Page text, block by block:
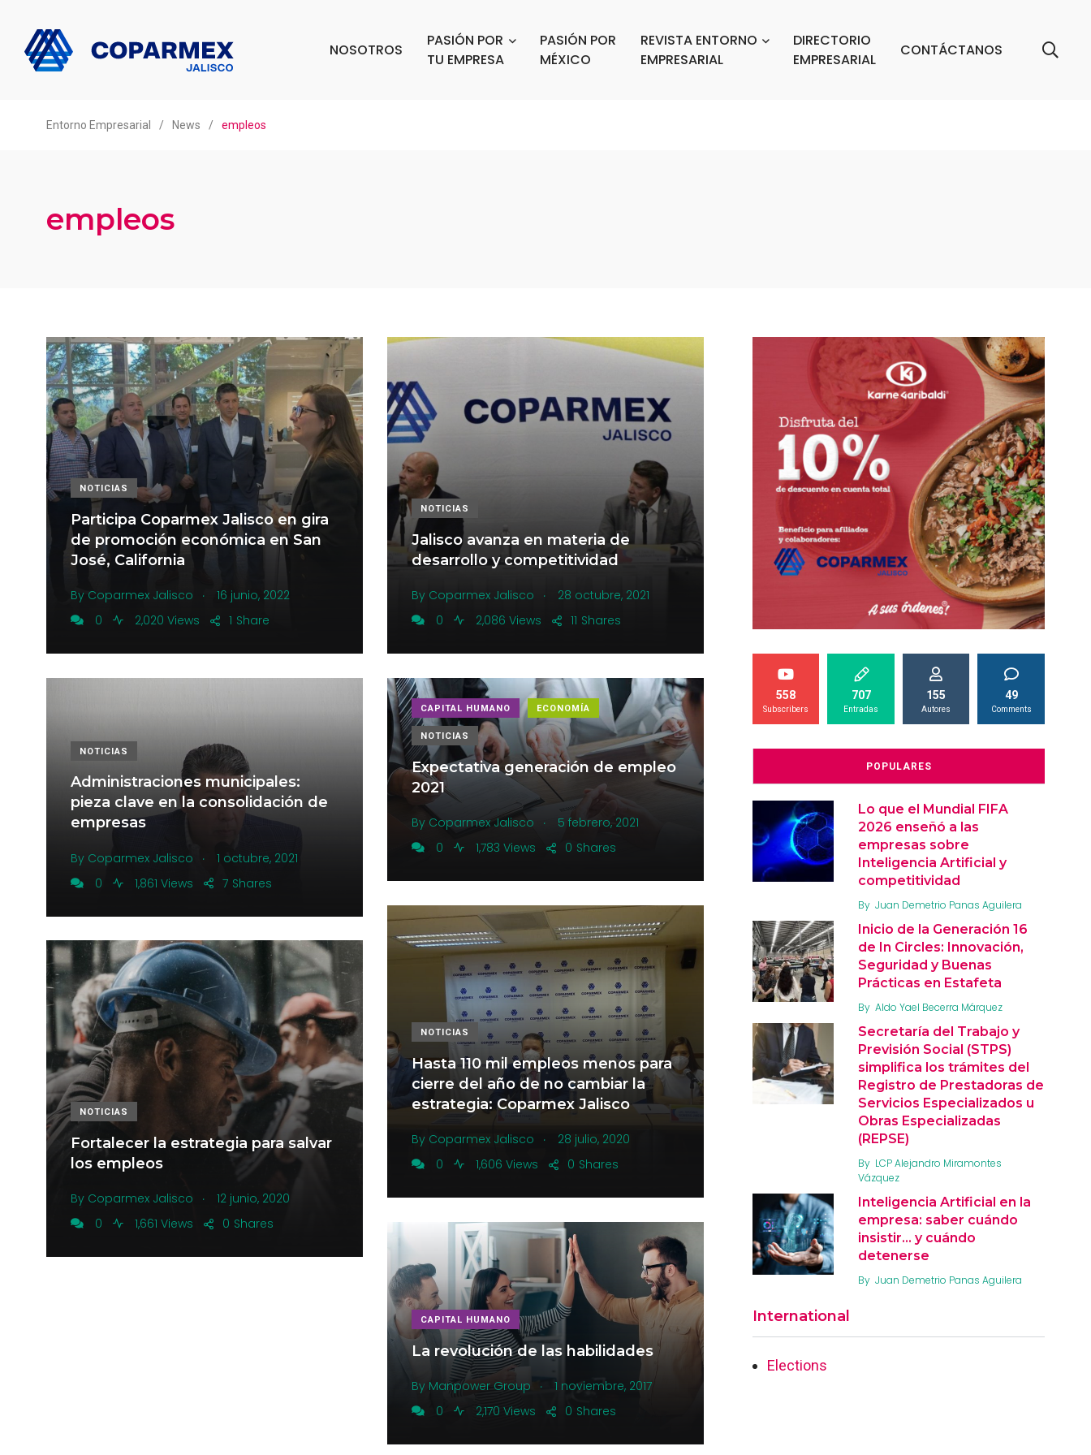
NOSOTROS
PASIÓN POR
TU EMPRESA
PASIÓN POR
MÉXICO
REVISTA ENTORNO
EMPRESARIAL
DIRECTORIO
EMPRESARIAL
CONTÁCTANOS
Entorno Empresarial / News / empleos
empleos
NOTICIAS
Participa Coparmex Jalisco en gira
de promoción económica en San
José, California
By Coparmex Jalisco .
16 junio, 2022
0
2,020 Views Share
1
NOTICIAS
Jalisco avanza en materia de
desarrollo y competitividad
By Coparmex Jalisco .
28 octubre, 2021
0
2,086 Views Shares
11
NOTICIAS
Administraciones municipales:
pieza clave en la consolidación de
empresas
By Coparmex Jalisco .
1 octubre, 2021
0
1,861 Views Shares
7
CAPITAL HUMANO ECONOMÍA
NOTICIAS
Expectativa generación de empleo
2021
By Coparmex Jalisco .
5 febrero, 2021
0
1,783 Views Shares
0
NOTICIAS
Hasta 110 mil empleos menos para
cierre del año de no cambiar la
estrategia: Coparmex Jalisco
By Coparmex Jalisco .
28 julio, 2020
0
1,606 Views Shares
0
NOTICIAS
Fortalecer la estrategia para salvar
los empleos
By Coparmex Jalisco .
12 junio, 2020
0
1,661 Views Shares
0
CAPITAL HUMANO
La revolución de las habilidades
By Manpower Group .
1 noviembre, 2017
0
2,170 Views Shares
0
558
Subscribers
707
Entradas
155
Autores
49
Comments
POPULARES
Lo que el Mundial FIFA
2026 enseñó a las
empresas sobre
Inteligencia Artificial y
competitividad
By Juan Demetrio Panas Aguilera
Inicio de la Generación 16
de In Circles: Innovación,
Seguridad y Buenas
Prácticas en Estafeta
By Aldo Yael Becerra Márquez
Secretaría del Trabajo y
Previsión Social (STPS)
simplifica los trámites del
Registro de Prestadoras de
Servicios Especializados u
Obras Especializadas
(REPSE)
By LCP Alejandro Miramontes
Vázquez
Inteligencia Artificial en la
empresa: saber cuándo
insistir… y cuándo
detenerse
By Juan Demetrio Panas Aguilera
International
Elections